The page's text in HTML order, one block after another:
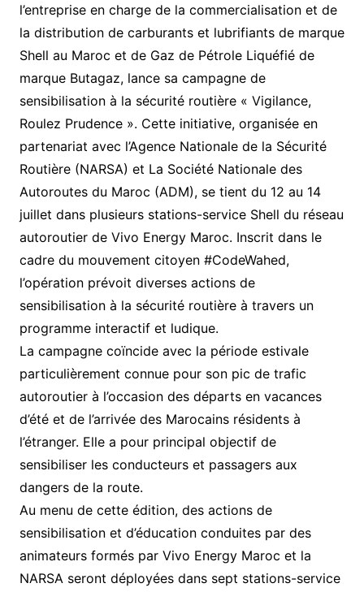
l’entreprise en charge de la commercialisation et de
la distribution de carburants et lubrifiants de marque
Shell au Maroc et de Gaz de Pétrole Liquéfié de
marque Butagaz, lance sa campagne de
sensibilisation à la sécurité routière « Vigilance,
Roulez Prudence ». Cette initiative, organisée en
partenariat avec l’Agence Nationale de la Sécurité
Routière (NARSA) et La Société Nationale des
Autoroutes du Maroc (ADM), se tient du 12 au 14
juillet dans plusieurs stations-service Shell du réseau
autoroutier de Vivo Energy Maroc. Inscrit dans le
cadre du mouvement citoyen #CodeWahed,
l’opération prévoit diverses actions de
sensibilisation à la sécurité routière à travers un
programme interactif et ludique.
La campagne coïncide avec la période estivale
particulièrement connue pour son pic de trafic
autoroutier à l’occasion des départs en vacances
d’été et de l’arrivée des Marocains résidents à
l’étranger. Elle a pour principal objectif de
sensibiliser les conducteurs et passagers aux
dangers de la route.
Au menu de cette édition, des actions de
sensibilisation et d’éducation conduites par des
animateurs formés par Vivo Energy Maroc et la
NARSA seront déployées dans sept stations-service